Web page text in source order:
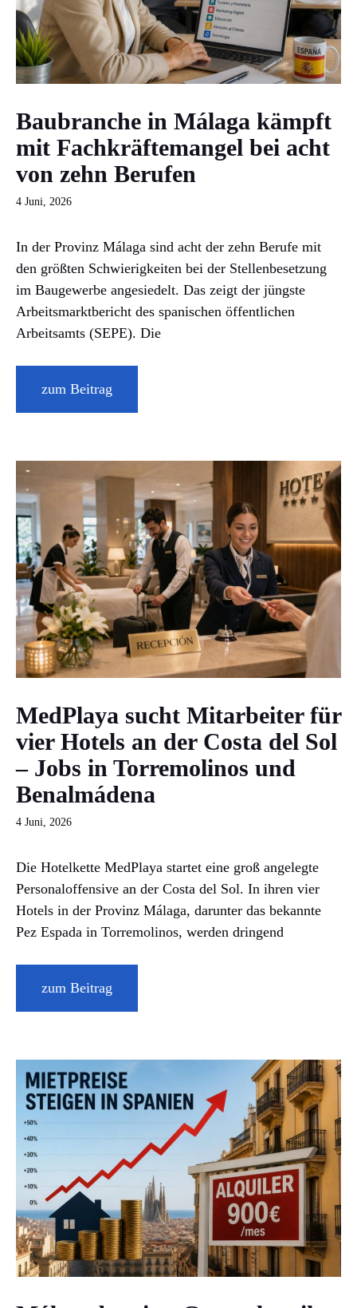
Baubranche in Málaga kämpft
mit Fachkräftemangel bei acht
von zehn Berufen
4 Juni, 2026
In der Provinz Málaga sind acht der zehn Berufe mit
den größten Schwierigkeiten bei der Stellenbesetzung
im Baugewerbe angesiedelt. Das zeigt der jüngste
Arbeitsmarktbericht des spanischen öffentlichen
Arbeitsamts (SEPE). Die
zum Beitrag
MedPlaya sucht Mitarbeiter für
vier Hotels an der Costa del Sol
– Jobs in Torremolinos und
Benalmádena
4 Juni, 2026
Die Hotelkette MedPlaya startet eine groß angelegte
Personaloffensive an der Costa del Sol. In ihren vier
Hotels in der Provinz Málaga, darunter das bekannte
Pez Espada in Torremolinos, werden dringend
zum Beitrag